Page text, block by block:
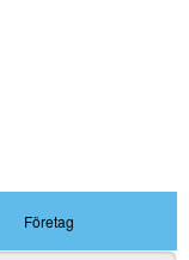
Företag